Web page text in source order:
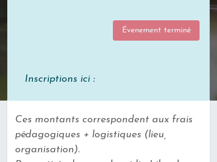
Inscriptions ici :
Évenement terminé
Ces montants correspondent aux frais
pédagogiques + logistiques (lieu,
organisation).